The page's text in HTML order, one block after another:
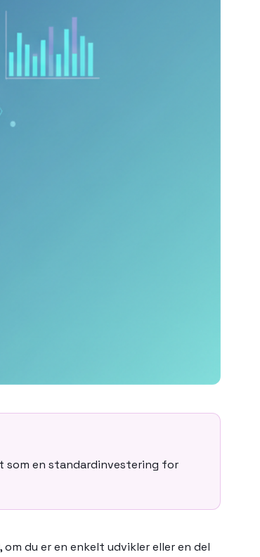
som en standardinvestering for
du er en enkelt udvikler eller en del